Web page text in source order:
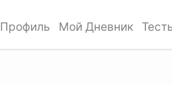
Профиль Мой Дневник